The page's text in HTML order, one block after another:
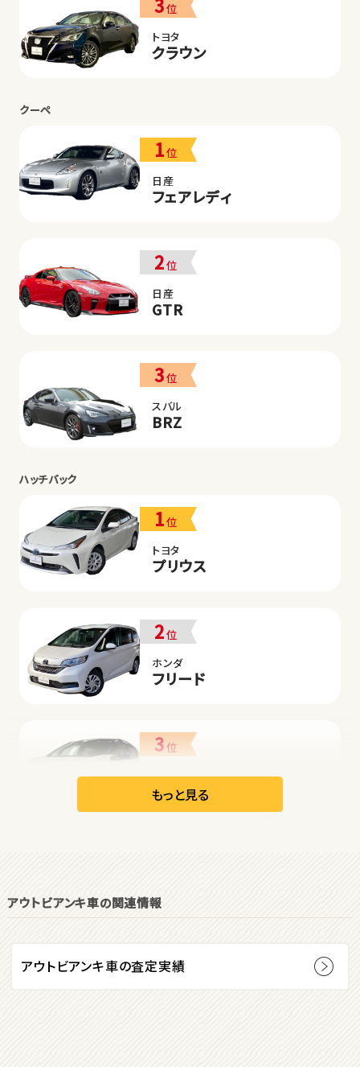
位
トヨタ
クラウン
クーペ
1位
日産
フェアレディ
2位
日産
GTR
3位
スバル
BRZ
ハッチバック
1位
トヨタ
プリウス
2位
ホンダ
フリード
3位
日産
リーフ
ダイハツ
もっと見る
アウトビアンキ車の関連情報
アウトビアンキ車の査定実績